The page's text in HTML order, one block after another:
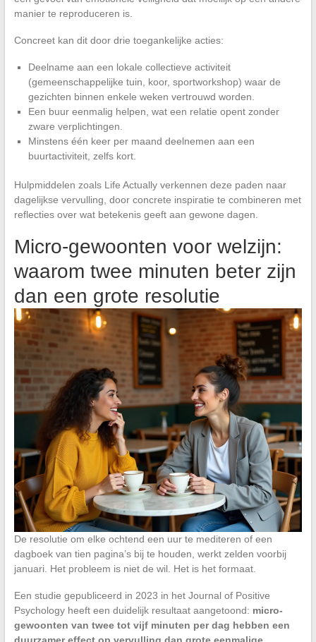
manier te reproduceren is.
Concreet kan dit door drie toegankelijke acties:
Deelname aan een lokale collectieve activiteit
(gemeenschappelijke tuin, koor, sportworkshop) waar de
gezichten binnen enkele weken vertrouwd worden.
Een buur eenmalig helpen, wat een relatie opent zonder
zware verplichtingen.
Minstens één keer per maand deelnemen aan een
buurtactiviteit, zelfs kort.
Hulpmiddelen zoals Life Actually verkennen deze paden naar
dagelijkse vervulling, door concrete inspiratie te combineren met
reflecties over wat betekenis geeft aan gewone dagen.
Micro-gewoonten voor welzijn:
waarom twee minuten beter zijn
dan een grote resolutie
De resolutie om elke ochtend een uur te mediteren of een
dagboek van tien pagina’s bij te houden, werkt zelden voorbij
januari. Het probleem is niet de wil. Het is het formaat.
Een studie gepubliceerd in 2023 in het Journal of Positive
Psychology heeft een duidelijk resultaat aangetoond: micro-
gewoonten van twee tot vijf minuten per dag hebben een